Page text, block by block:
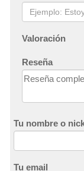
Valoración
Reseña
Tu nombre o
Tu email